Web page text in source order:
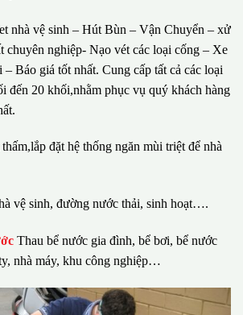
nhà vệ sinh – Hút Bùn – Vận Chuyển – xử
chuyên nghiệp- Nạo vét các loại cống – Xe
– Báo giá tốt nhất. Cung cấp tất cả các loại
đến 20 khối,nhằm phục vụ quý khách hàng
đặt hệ thống ngăn mùi triệt để nhà
vệ sinh, đường nước thải, sinh hoạt….
Thau bể nước gia đình, bể bơi, bể nước
nhà máy, khu công nghiệp…